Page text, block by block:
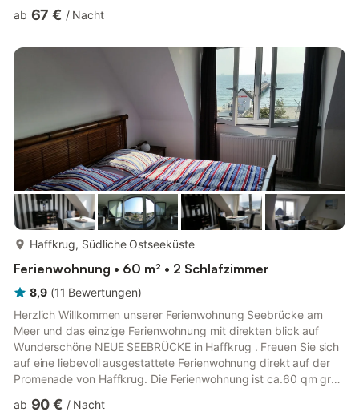
gemütlicher Atmosphäre. Lassen Sie sich von der
Schlafzimmer, 1 Wohnraum, Pantry Küche, Dusche, WC, Kabel-
TV und einen Balkon Ob Sommer oder Winter, hier in dem
urgemütlichen Fischerdorf können Sie...
ab 67 € / Nacht
Haffkrug, Südliche Ostseeküste
Ferienwohnung • 60 m² • 2 Schlafzimmer
8,9 (11 Bewertungen)
Herzlich Willkommen unserer Ferienwohnung Seebrücke am
Meer und das einzige Ferienwohnung mit direkten blick auf
Wunderschöne NEUE SEEBRÜCKE in Haffkrug . Freuen Sie sich
auf eine liebevoll ausgestattete Ferienwohnung direkt auf der
Promenade von Haffkrug. Die Ferienwohnung ist ca.60 qm groß
Küche, Bad und einem kleinen Flur.Im ersten Schlafzimmer steht
ab 90 € / Nacht